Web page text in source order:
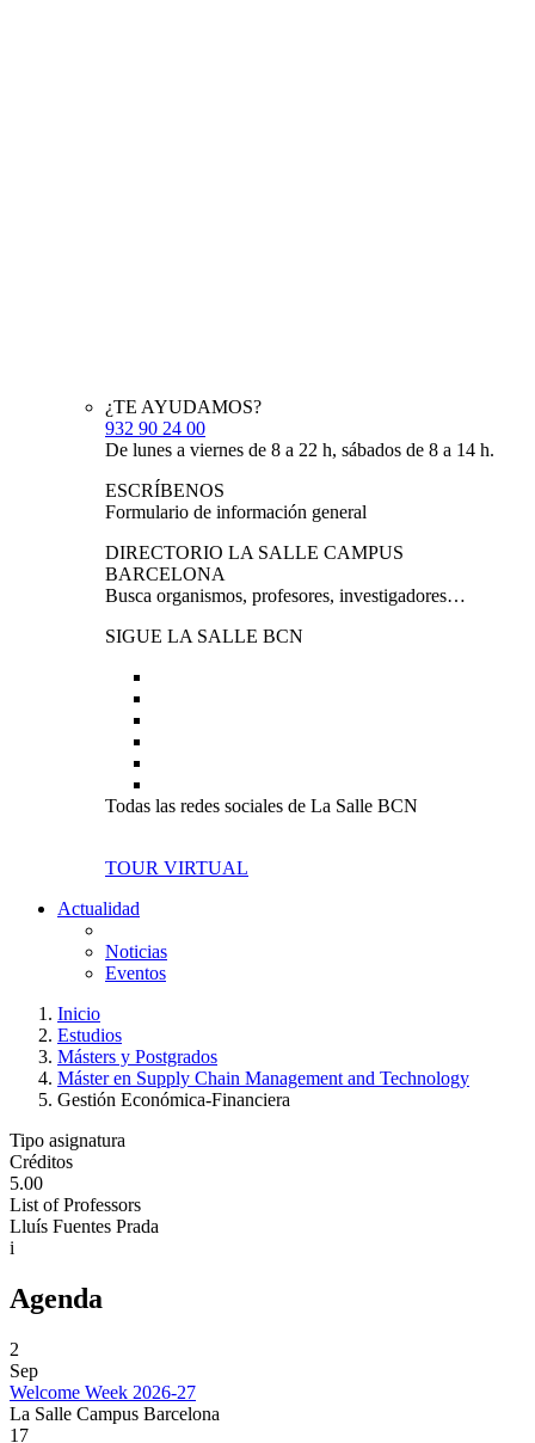
¿TE AYUDAMOS?
932 90 24 00
De lunes a viernes de 8 a 22 h, sábados de 8 a 14 h.
ESCRÍBENOS
Formulario de información general
DIRECTORIO LA SALLE CAMPUS
BARCELONA
Busca organismos, profesores, investigadores…
SIGUE LA SALLE BCN
Todas las redes sociales de La Salle BCN
TOUR VIRTUAL
Actualidad
Noticias
Eventos
Inicio
Estudios
Másters y Postgrados
Máster en Supply Chain Management and Technology
Gestión Económica-Financiera
Tipo asignatura
Créditos
5.00
List of Professors
Lluís Fuentes Prada
i
Agenda
2
Sep
Welcome Week 2026-27
La Salle Campus Barcelona
17